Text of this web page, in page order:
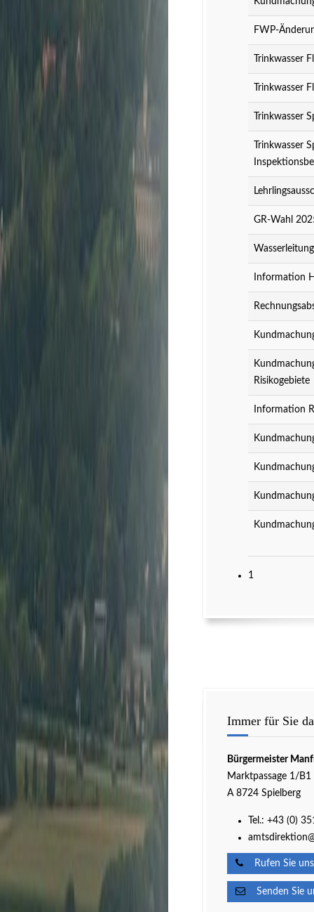
FWP-
Trinkwasser
Trinkwasser
Trinkwasser
Trinkwasser
GR-Wahl
Information
Risikogebiete
Information
1
Immer für Sie
Bürgermeister
Marktpassage 1/B1
A 8724 Spielberg
Tel.: +43 (0)
Rufen Sie
Senden Sie